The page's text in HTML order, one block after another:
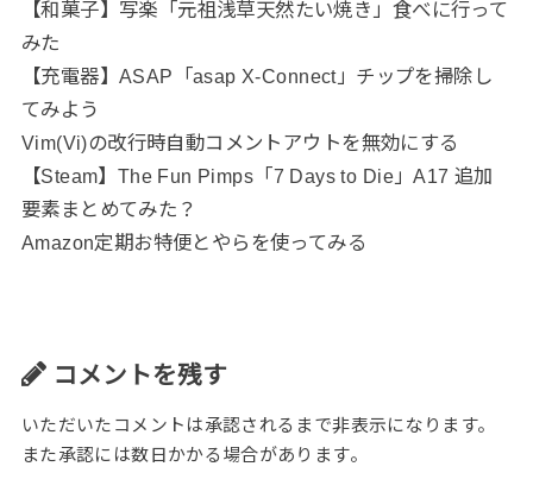
【和菓子】写楽「元祖浅草天然たい焼き」食べに行って
みた
【充電器】ASAP「asap X-Connect」チップを掃除し
てみよう
Vim(Vi)の改行時自動コメントアウトを無効にする
【Steam】The Fun Pimps「7 Days to Die」A17 追加
要素まとめてみた？
Amazon定期お特便とやらを使ってみる
コメントを残す
いただいたコメントは承認されるまで非表示になります。
また承認には数日かかる場合があります。